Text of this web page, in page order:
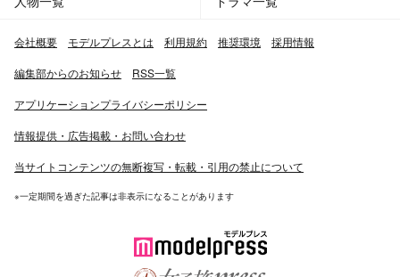
会社概要 モデルプレスとは 利用規約 推奨環境 採用情報
編集部からのお知らせ RSS一覧
アプリケーションプライバシーポリシー
情報提供・広告掲載・お問い合わせ
当サイトコンテンツの無断複写・転載・引用の禁止について
※一定期間を過ぎた記事は非表示になることがあります